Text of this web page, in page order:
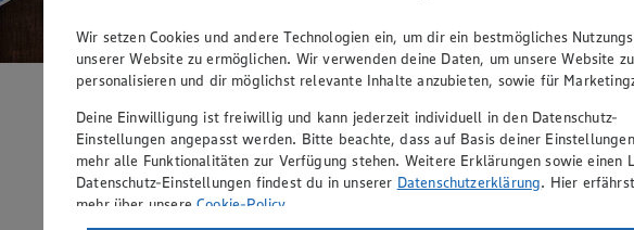
Wir setzen Cookies und andere Technologien ein, um dir ein bestmögliches
unserer Website zu ermöglichen. Wir verwenden deine Daten, um unsere Website zu
personalisieren und dir möglichst relevante Inhalte anzubieten, sowie für
Deine Einwilligung ist freiwillig und kann jederzeit individuell in den Datenschutz-
Einstellungen angepasst werden. Bitte beachte, dass auf Basis deiner
mehr alle Funktionalitäten zur Verfügung stehen. Weitere Erklärungen sowie einen
Datenschutz-Einstellungen findest du in unserer Datenschutzerklärung. Hier
mehr über unsereCookie-Policy.